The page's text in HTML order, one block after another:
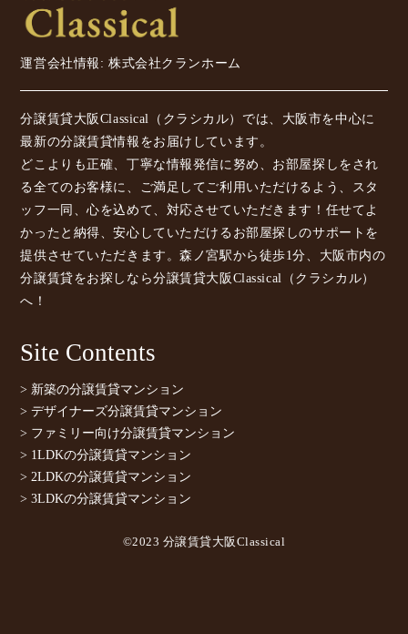
運営会社情報: 株式会社クランホーム
分譲賃貸大阪Classical（クラシカル）では、大阪市を中心に
最新の分譲賃貸情報をお届けしています。
どこよりも正確、丁寧な情報発信に努め、お部屋探しをされ
る全てのお客様に、ご満足してご利用いただけるよう、スタ
ッフ一同、心を込めて、対応させていただきます！任せてよ
かったと納得、安心していただけるお部屋探しのサポートを
提供させていただきます。森ノ宮駅から徒歩1分、大阪市内の
分譲賃貸をお探しなら分譲賃貸大阪Classical（クラシカル）
へ！
Site Contents
> 新築の分譲賃貸マンション
> デザイナーズ分譲賃貸マンション
> ファミリー向け分譲賃貸マンション
> 1LDKの分譲賃貸マンション
> 2LDKの分譲賃貸マンション
> 3LDKの分譲賃貸マンション
©2023 分譲賃貸大阪Classical